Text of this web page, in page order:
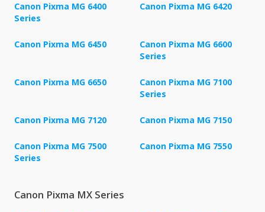
Canon Pixma MG 6400
Series
Canon Pixma MG 6420
Canon Pixma MG 6450
Canon Pixma MG 6600
Series
Canon Pixma MG 6650
Canon Pixma MG 7100
Series
Canon Pixma MG 7120 Canon Pixma MG 7150
Canon Pixma MG 7500
Series
Canon Pixma MG 7550
Canon Pixma MX Series